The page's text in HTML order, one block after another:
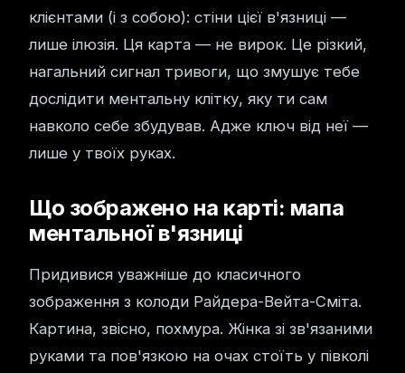
клієнтами (і з собою): стіни цієї в'язниці —
лише ілюзія. Ця карта — не вирок. Це різкий,
нагальний сигнал тривоги, що змушує тебе
дослідити ментальну клітку, яку ти сам
навколо себе збудував. Адже ключ від неї —
лише у твоїх руках.
Що зображено на карті: мапа
ментальної в'язниці
Придивися уважніше до класичного
зображення з колоди Райдера-Вейта-Сміта.
Картина, звісно, похмура. Жінка зі зв'язаними
руками та пов'язкою на очах стоїть у півколі